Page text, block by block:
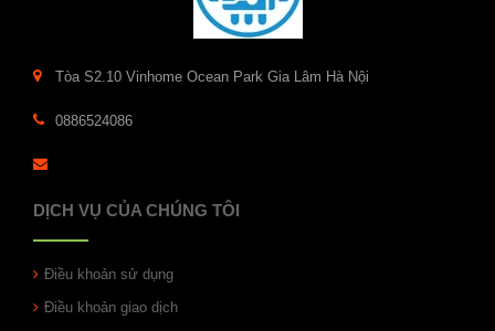
Tòa S2.10 Vinhome Ocean Park Gia Lâm Hà Nội
0886524086
DỊCH VỤ CỦA CHÚNG TÔI
Điều khoản sử dụng
Điều khoản giao dịch